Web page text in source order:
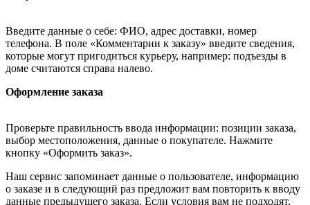
Введите данные о себе: ФИО, адрес доставки, номер
телефона. В поле «Комментарии к заказу» введите сведения,
которые могут пригодиться курьеру, например: подъезды в
доме считаются справа налево.
Оформление заказа
Проверьте правильность ввода информации: позиции заказа,
выбор местоположения, данные о покупателе. Нажмите
кнопку «Оформить заказ».
Наш сервис запоминает данные о пользователе, информацию
о заказе и в следующий раз предложит вам повторить к вводу
данные предыдущего заказа. Если условия вам не подходят,